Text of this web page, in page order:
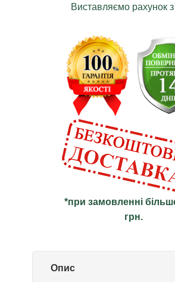
Виставляємо рахунок з
*при замовленні
грн.
Опис